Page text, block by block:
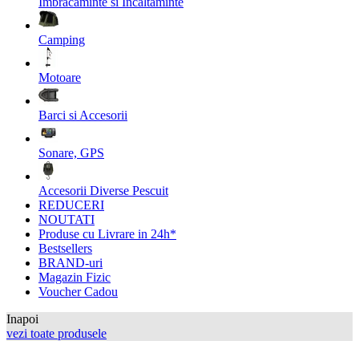
Camping
Motoare
Barci si Accesorii
Sonare, GPS
Accesorii Diverse Pescuit
REDUCERI
NOUTATI
Produse cu Livrare in 24h*
Bestsellers
BRAND-uri
Magazin Fizic
Voucher Cadou
Inapoi
vezi toate produsele